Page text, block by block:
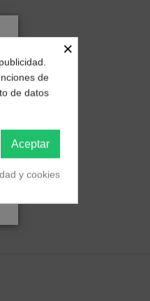
×
de
de datos
Aceptar
y cookies